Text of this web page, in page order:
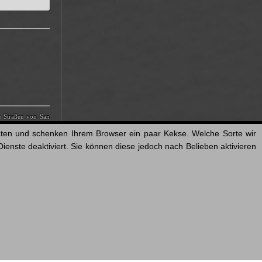
Straßen von San
J. Michael
|Star Trek|
und schenken Ihrem Browser ein paar Kekse. Welche Sorte wir
deaktiviert. Sie können diese jedoch nach Belieben aktivieren